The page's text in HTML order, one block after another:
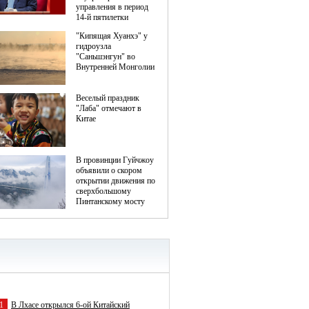
1 В Лхасе открылся 6-ой Китайский